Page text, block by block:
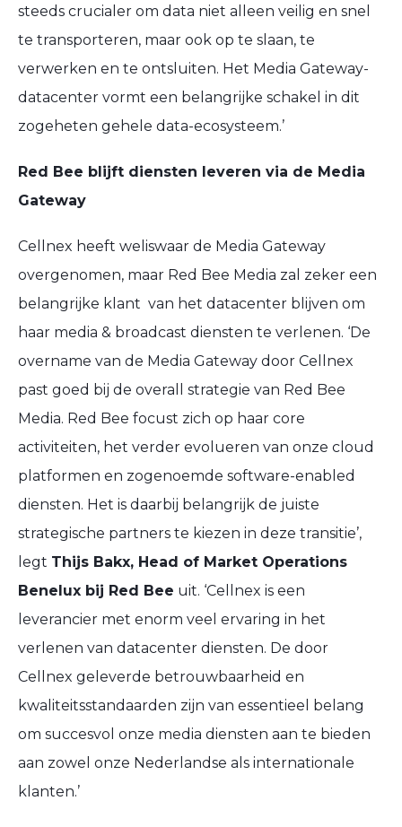
steeds crucialer om data niet alleen veilig en snel
te transporteren, maar ook op te slaan, te
verwerken en te ontsluiten. Het Media Gateway-
datacenter vormt een belangrijke schakel in dit
zogeheten gehele data-ecosysteem.’
Red Bee blijft diensten leveren via de Media
Gateway
Cellnex heeft weliswaar de Media Gateway
overgenomen, maar Red Bee Media zal zeker een
belangrijke klant van het datacenter blijven om
haar media & broadcast diensten te verlenen. ‘De
overname van de Media Gateway door Cellnex
past goed bij de overall strategie van Red Bee
Media. Red Bee focust zich op haar core
activiteiten, het verder evolueren van onze cloud
platformen en zogenoemde software-enabled
diensten. Het is daarbij belangrijk de juiste
strategische partners te kiezen in deze transitie’,
legt Thijs Bakx, Head of Market Operations
Benelux bij Red Bee uit. ‘Cellnex is een
leverancier met enorm veel ervaring in het
verlenen van datacenter diensten. De door
Cellnex geleverde betrouwbaarheid en
kwaliteitsstandaarden zijn van essentieel belang
om succesvol onze media diensten aan te bieden
aan zowel onze Nederlandse als internationale
klanten.’